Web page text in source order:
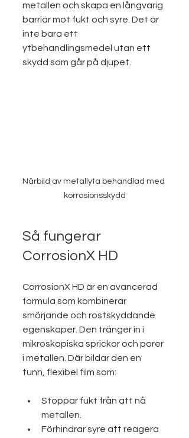
metallen och skapa en långvarig
barriär mot fukt och syre. Det är
inte bara ett
ytbehandlingsmedel utan ett
skydd som går på djupet.
Närbild av metallyta behandlad med
korrosionsskydd
Så fungerar
CorrosionX HD
CorrosionX HD är en avancerad
formula som kombinerar
smörjande och rostskyddande
egenskaper. Den tränger in i
mikroskopiska sprickor och porer
i metallen. Där bildar den en
tunn, flexibel film som:
Stoppar fukt från att nå
metallen.
Förhindrar syre att reagera